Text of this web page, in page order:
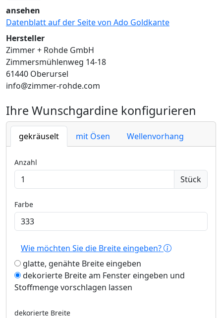
ansehen
Datenblatt auf der Seite von Ado Goldkante
Hersteller
Zimmer + Rohde GmbH
Zimmersmühlenweg 14-18
61440 Oberursel
info@zimmer-rohde.com
Ihre Wunschgardine konfigurieren
gekräuselt mit Ösen Wellenvorhang
Anzahl
Stück
Farbe
Wie möchten Sie die Breite eingeben?
glatte, genähte Breite eingeben
dekorierte Breite am Fenster eingeben und
Stoffmenge vorschlagen lassen
dekorierte Breite